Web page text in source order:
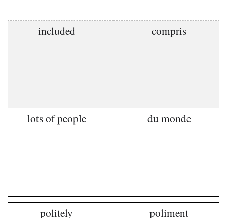
included compris
lots of people du monde
politely poliment